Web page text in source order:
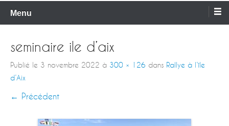
Menu
seminaire ile d’aix
Publié le 3 novembre 2022 à 300 × 126 dans Rallye à l’île
d’Aix
← Précédent